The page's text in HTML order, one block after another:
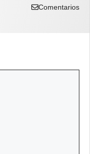
Comentarios